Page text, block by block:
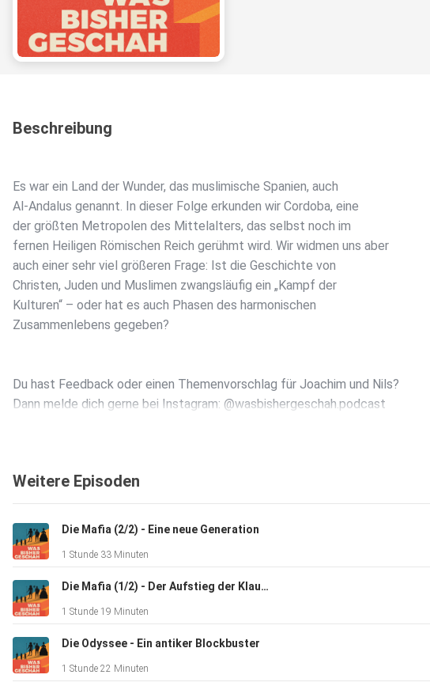
Beschreibung
Es war ein Land der Wunder, das muslimische Spanien, auch
Al-Andalus genannt. In dieser Folge erkunden wir Cordoba, eine
der größten Metropolen des Mittelalters, das selbst noch im
fernen Heiligen Römischen Reich gerühmt wird. Wir widmen uns aber
auch einer sehr viel größeren Frage: Ist die Geschichte von
Christen, Juden und Muslimen zwangsläufig ein „Kampf der
Kulturen“ – oder hat es auch Phasen des harmonischen
Zusammenlebens gegeben?
Du hast Feedback oder einen Themenvorschlag für Joachim und Nils?
Dann melde dich gerne bei Instagram: @wasbishergeschah.podcast
Brian A. Catlos, Al-Andalus: Geschichte des islamischen Spanien
Georg Bossong, Das Maurische Spanien
Richard Fletcher, Moorish Spain
Weitere Episoden
Die Mafia (2/2) - Eine neue Generation
1 Stunde 33 Minuten
Die Mafia (1/2) - Der Aufstieg der Klauenhand
1 Stunde 19 Minuten
Die Odyssee - Ein antiker Blockbuster
1 Stunde 22 Minuten